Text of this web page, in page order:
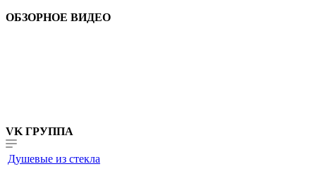
ОБЗОРНОЕ ВИДЕО
VK ГРУППА
Душевые из стекла